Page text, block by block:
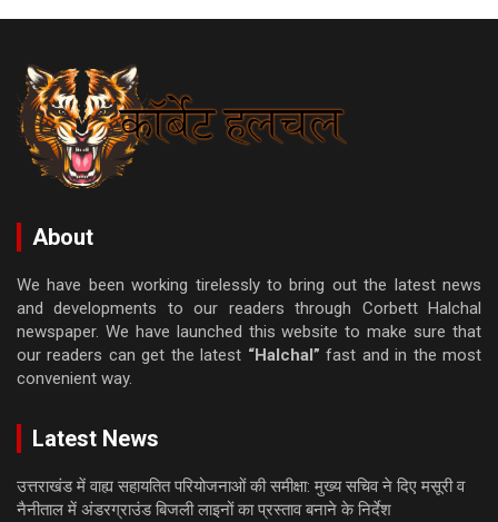
About
We have been working tirelessly to bring out the latest news
and developments to our readers through Corbett Halchal
newspaper. We have launched this website to make sure that
our readers can get the latest “Halchal” fast and in the most
convenient way.
Latest News
उत्तराखंड में वाह्य सहायतित परियोजनाओं की समीक्षा: मुख्य सचिव ने दिए मसूरी व
नैनीताल में अंडरग्राउंड बिजली लाइनों का प्रस्ताव बनाने के निर्देश